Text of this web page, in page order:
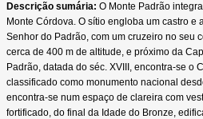
Descrição sumária: O Monte Padrão
Monte Córdova. O sítio engloba um castro e
Senhor do Padrão, com um cruzeiro no seu
cerca de 400 m de altitude, e próximo da
Padrão, datada do séc. XVIII, encontra-se o
classificado como monumento nacional
encontra-se num espaço de clareira com
fortificado, do final da Idade do Bronze,